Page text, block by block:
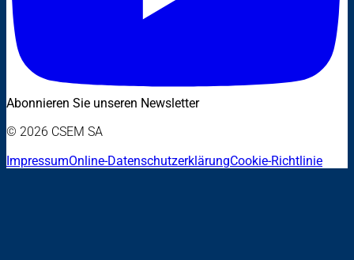
Abonnieren Sie unseren Newsletter
© 2026 CSEM SA
ImpressumOnline-DatenschutzerklärungCookie-Richtlinie